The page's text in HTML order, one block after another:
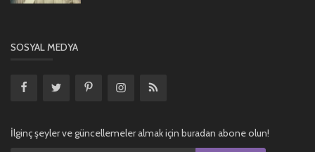
SOSYAL MEDYA
İlginç şeyler ve güncellemeler almak için buradan abone olun!